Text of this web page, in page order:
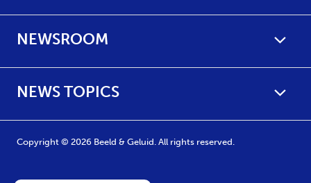
NEWSROOM
NEWS TOPICS
Copyright © 2026 Beeld & Geluid. All rights reserved.